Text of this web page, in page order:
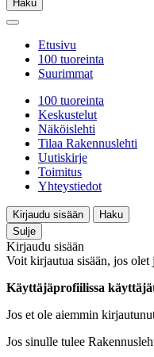
Haku
Etusivu
100 tuoreinta
Suurimmat
100 tuoreinta
Keskustelut
Näköislehti
Tilaa Rakennuslehti
Uutiskirje
Toimitus
Yhteystiedot
Kirjaudu sisään
Haku
Sulje
Kirjaudu sisään
Voit kirjautua sisään, jos
Käyttäjäprofiilissa
Jos et ole aiemmin
Jos sinulle tulee